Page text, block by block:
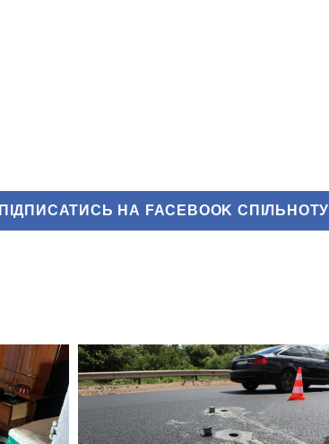
ПІДПИСАТИСЬ НА FACEBOOK СПІЛЬНОТУ